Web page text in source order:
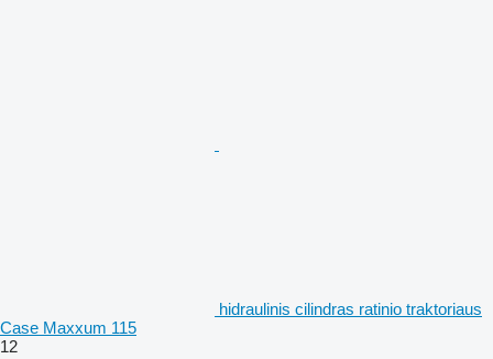
hidraulinis cilindras ratinio traktoriaus
Case Maxxum 115
12